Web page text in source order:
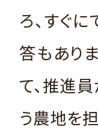
ろ、すぐ
答もあり
て、推進
う農地を